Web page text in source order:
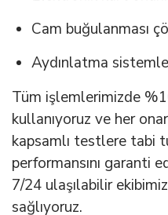
Cam buğulanması
Aydınlatma
Tüm işlemlerimizde
kullanıyoruz ve her
kapsamlı testlere tabi
performansını garanti
7/24 ulaşılabilir
sağlıyoruz.